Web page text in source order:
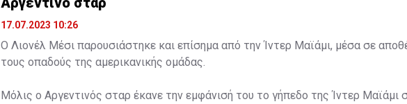
17.07.2023 10:26
Ο Λιονέλ Μέσι παρουσιάστηκε και επίσημα από την Ίντερ Μαϊάμι, μέσα σε
τους οπαδούς της αμερικανικής ομάδας.
Μόλις ο Αργεντινός σταρ έκανε την εμφάνισή του το γήπεδο της Ίντερ Μαϊάμι